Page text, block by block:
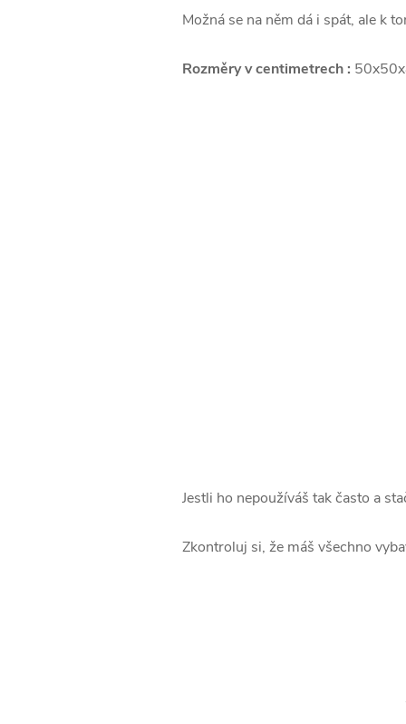
Možná se na něm dá i spát, ale k
Rozměry v centimetrech :
Jestli ho nepoužíváš tak často a
Zkontroluj si, že máš všechno